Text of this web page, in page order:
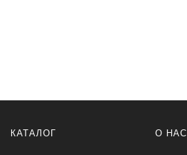
КАТАЛОГ О НАС